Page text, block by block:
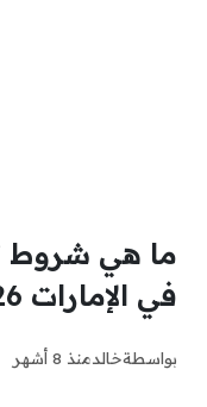
ما هي شروط
في الإمارات 2026
بواسطةخالدمنذ 8 أشهر